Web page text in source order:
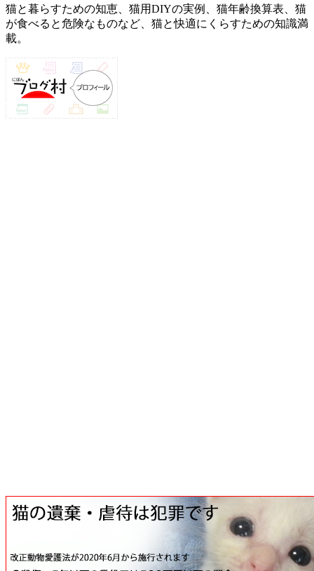
猫と暮らすための知恵、猫用DIYの実例、猫年齢換算表、猫
が食べると危険なものなど、猫と快適にくらすための知識満
載。